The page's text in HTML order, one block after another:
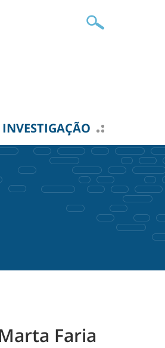
INVESTIGAÇÃO
Faria